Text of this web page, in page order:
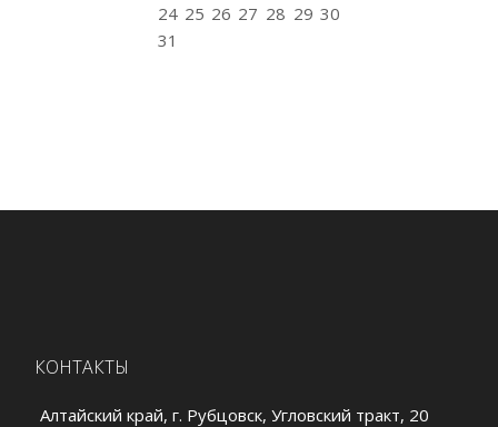
24 25 26 27 28 29 30
31
КОНТАКТЫ
Алтайский край, г. Рубцовск, Угловский тракт, 20